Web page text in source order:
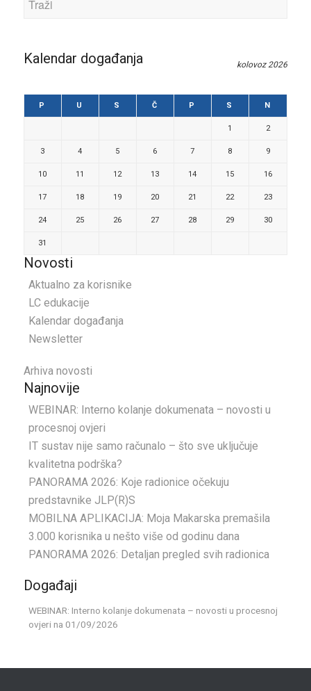
Kalendar događanja kolovoz 2026
P U S Č P S N
1 2
3 4 5 6 7 8 9
10 11 12 13 14 15 16
17 18 19 20 21 22 23
24 25 26 27 28 29 30
31
Novosti
Aktualno za korisnike
LC edukacije
Kalendar događanja
Newsletter
Arhiva novosti
Najnovije
WEBINAR: Interno kolanje dokumenata – novosti u
procesnoj ovjeri
IT sustav nije samo računalo – što sve uključuje
kvalitetna podrška?
PANORAMA 2026: Koje radionice očekuju
predstavnike JLP(R)S
MOBILNA APLIKACIJA: Moja Makarska premašila
3.000 korisnika u nešto više od godinu dana
PANORAMA 2026: Detaljan pregled svih radionica
Događaji
WEBINAR: Interno kolanje dokumenata – novosti u procesnoj
ovjeri na 01/09/2026